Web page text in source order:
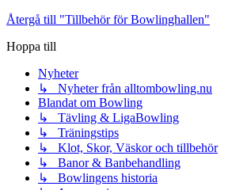
Återgå till "Tillbehör för Bowlinghallen"
Hoppa till
Nyheter
↳ Nyheter från alltombowling.nu
Blandat om Bowling
↳ Tävling & LigaBowling
↳ Träningstips
↳ Klot, Skor, Väskor och tillbehör
↳ Banor & Banbehandling
↳ Bowlingens historia